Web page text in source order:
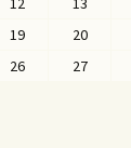
19 20
26 27